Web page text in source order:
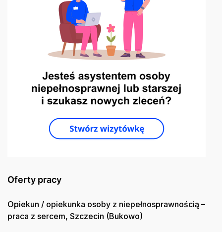
Oferty pracy
Opiekun / opiekunka osoby z niepełnosprawnością –
praca z sercem, Szczecin (Bukowo)